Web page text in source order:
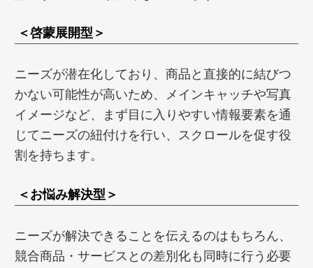
＜啓蒙展開型＞
ニーズが潜在化しており、商品と直接的に結びつ
かない可能性が高いため、メインキャッチや写真
イメージなど、まず目に入りやすい情報要素を通
じてニーズの紐付けを行い、スクロールを促す役
割を持ちます。
＜お悩み解決型＞
ニーズが解決できることを伝えるのはもちろん、
競合商品・サービスとの差別化も同時に行う必要